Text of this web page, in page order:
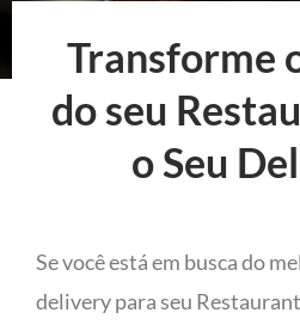
Transforme
do seu
o Seu
Se você está em busca do
delivery para seu